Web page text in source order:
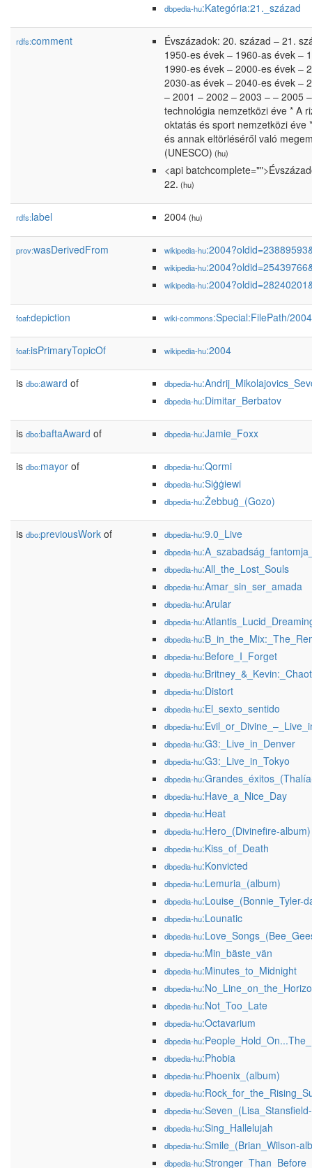
dbpedia-hu:Kategória:21._század
rdfs:comment
Évszázadok: 20. század – 21.
1950-es évek – 1960-as évek –
1990-es évek – 2000-es évek –
2030-as évek – 2040-es évek –
– 2001 – 2002 – 2003 – – 2005
technológia nemzetközi éve * A
oktatás és sport nemzetközi éve
és annak eltörléséről való
(UNESCO) (hu)
<api
22. (hu)
rdfs:label 2004(hu)
prov:wasDerivedFrom wikipedia-hu
wikipedia-hu
wikipedia-hu
foaf:depiction wiki-commons:Special:FilePath/
foaf:isPrimaryTopicOf wikipedia-hu:2004
is dbo:award of dbpedia-hu
dbpedia-hu:Dimitar_Berbatov
is dbo:baftaAward of dbpedia-hu:Jamie_Foxx
is dbo:mayor of dbpedia-hu:Qormi
dbpedia-hu:Siġġiewi
dbpedia-hu:Żebbuġ_(Gozo)
is dbo:previousWork of dbpedia-hu:9.0_Live
dbpedia-hu
dbpedia-hu:All_the_Lost_Souls
dbpedia-hu:Amar_sin_ser_amada
dbpedia-hu:Arular
dbpedia-hu
dbpedia-hu
dbpedia-hu:Before_I_Forget
dbpedia-hu
dbpedia-hu:Distort
dbpedia-hu:El_sexto_sentido
dbpedia-hu
dbpedia-hu:G3:_Live_in_Denver
dbpedia-hu:G3:_Live_in_Tokyo
dbpedia-hu
dbpedia-hu:Have_a_Nice_Day
dbpedia-hu:Heat
dbpedia-hu:Hero_(Divinefire-album)
dbpedia-hu:Kiss_of_Death
dbpedia-hu:Konvicted
dbpedia-hu:Lemuria_(album)
dbpedia-hu:Louise_(Bonnie_Tyler-
dbpedia-hu:Lounatic
dbpedia-hu
dbpedia-hu:Min_bäste_vän
dbpedia-hu:Minutes_to_Midnight
dbpedia-hu
dbpedia-hu:Not_Too_Late
dbpedia-hu:Octavarium
dbpedia-hu
dbpedia-hu:Phobia
dbpedia-hu:Phoenix_(album)
dbpedia-hu
dbpedia-hu
dbpedia-hu:Sing_Hallelujah
dbpedia-hu:Smile_(Brian_Wilson-
dbpedia-hu:Stronger_Than_Before